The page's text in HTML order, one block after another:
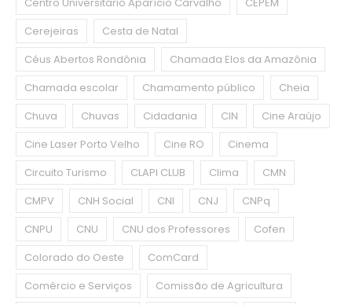
Cerejeiras
Cesta de Natal
Céus Abertos Rondônia
Chamada Elos da Amazônia
Chamada escolar
Chamamento público
Cheia
Chuva
Chuvas Cidadania CIN
Cine Araújo
Cine Laser Porto Velho
Cine RO
Cinema
Circuito Turismo
CLAPI CLUB Clima
CMN
CMPV
CNH Social CNI CNJ
CNPq
CNPU
CNU CNU dos Professores
Cofen
Colorado do Oeste
ComCard
Comércio e Serviços
Comissão de Agricultura